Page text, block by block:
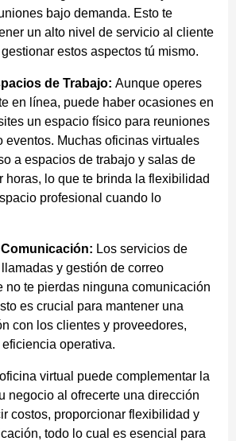
bajo demanda. Esto te
un alto nivel de servicio al cliente
estos aspectos tú mismo.
de Trabajo: Aunque operes
en línea, puede haber ocasiones en
un espacio físico para reuniones
eventos. Muchas oficinas virtuales
a espacios de trabajo y salas de
horas, lo que te brinda la flexibilidad
profesional cuando lo
Comunicación: Los servicios de
y gestión de correo
no te pierdas ninguna comunicación
es crucial para mantener una
con los clientes y proveedores,
operativa.
virtual puede complementar la
negocio al ofrecerte una dirección
costos, proporcionar flexibilidad y
todo lo cual es esencial para